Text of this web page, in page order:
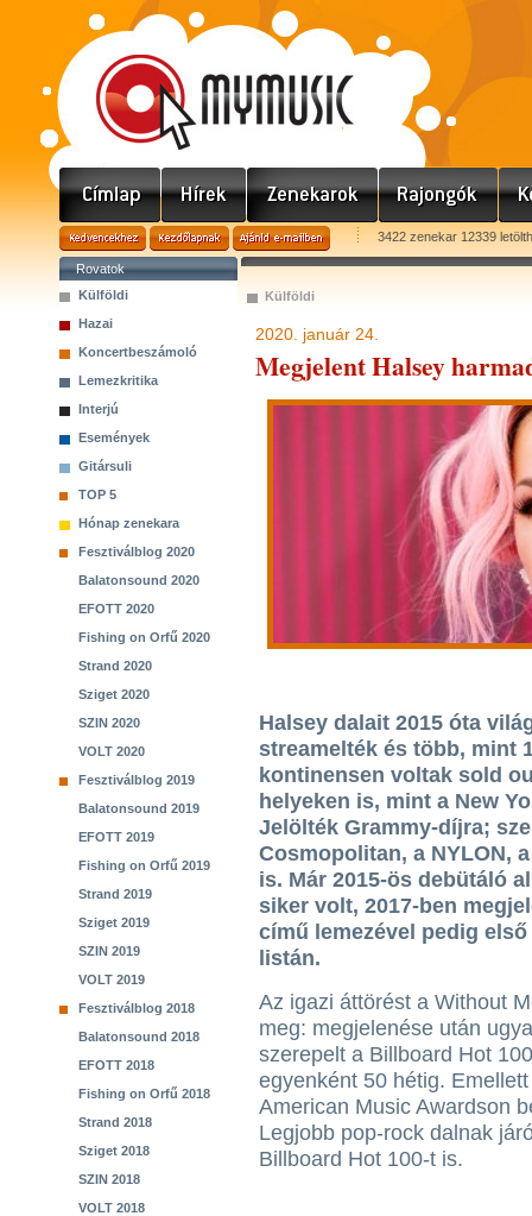
3422 zenekar 12339
Rovatok
Külföldi
Hazai
Koncertbeszámoló
Lemezkritika
Interjú
Események
Gitársuli
TOP 5
Hónap zenekara
Fesztiválblog 2020
Balatonsound 2020
EFOTT 2020
Fishing on Orfű 2020
Strand 2020
Sziget 2020
SZIN 2020
VOLT 2020
Fesztiválblog 2019
Balatonsound 2019
EFOTT 2019
Fishing on Orfű 2019
Strand 2019
Sziget 2019
SZIN 2019
VOLT 2019
Fesztiválblog 2018
Balatonsound 2018
EFOTT 2018
Fishing on Orfű 2018
Strand 2018
Sziget 2018
SZIN 2018
VOLT 2018
Külföldi
2020. január 24.
Megjelent Halsey
Halsey dalait 2015 óta
streamelték és több, mint
kontinensen voltak sold
helyeken is, mint a New
Jelölték Grammy-díjra;
Cosmopolitan, a NYLON,
is. Már 2015-ös debütáló
siker volt, 2017-ben
című lemezével pedig
listán.
Az igazi áttörést a Without
meg: megjelenése után
szerepelt a Billboard Hot
egyenként 50 hétig.
American Music Awardson
Legjobb pop-rock dalnak
Billboard Hot 100-t is.